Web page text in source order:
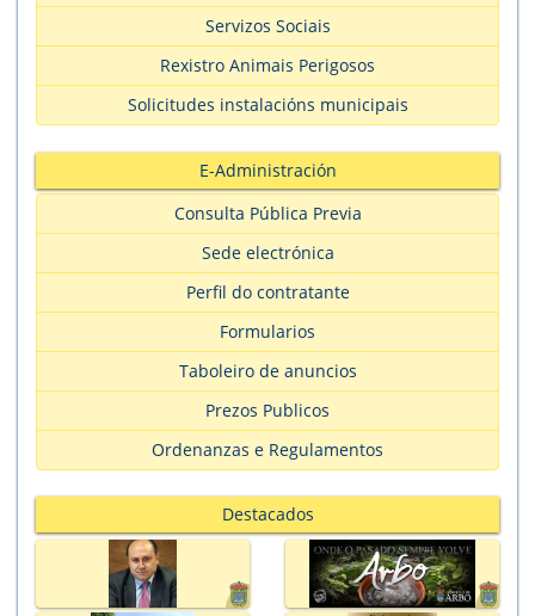
Servizos Sociais
Rexistro Animais Perigosos
Solicitudes instalacións municipais
E-Administración
Consulta Pública Previa
Sede electrónica
Perfil do contratante
Formularios
Taboleiro de anuncios
Prezos Publicos
Ordenanzas e Regulamentos
Destacados